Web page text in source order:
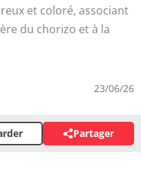
et coloré, associant
du chorizo et à la
23/06/26
Partager